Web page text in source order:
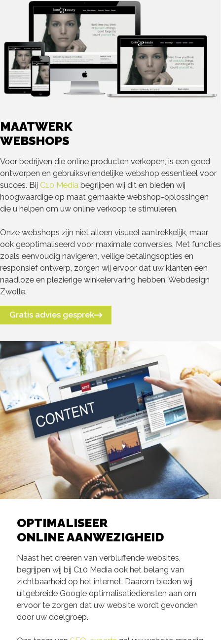
MAATWERK
WEBSHOPS
Voor bedrijven die online producten verkopen, is een goed
ontworpen en gebruiksvriendelijke webshop essentieel voor
succes. Bij C10 Media begrijpen wij dit en bieden wij
hoogwaardige op maat gemaakte webshop-oplossingen
die u helpen om uw online verkoop te stimuleren.
Onze webshops zijn niet alleen visueel aantrekkelijk, maar
ook geoptimaliseerd voor maximale conversies. Met functies
zoals eenvoudig navigeren, veilige betalingsopties en
responsief ontwerp, zorgen wij ervoor dat uw klanten een
naadloze en plezierige winkelervaring hebben. Webdesign
Zwolle.
Gratis advies gesprek
OPTIMALISEER
ONLINE AANWEZIGHEID
Naast het creëren van verbluffende websites,
begrijpen wij bij C10 Media ook het belang van
zichtbaarheid op het internet. Daarom bieden wij
uitgebreide Google optimalisatiediensten aan om
ervoor te zorgen dat uw website wordt gevonden
door uw doelgroep.